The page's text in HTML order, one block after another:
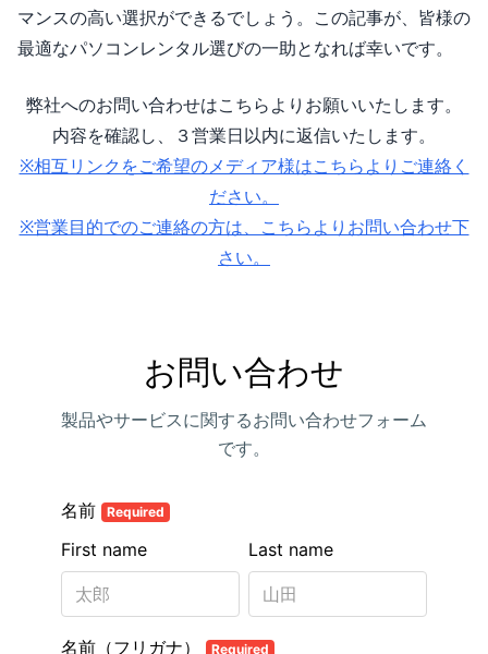
マンスの高い選択ができるでしょう。この記事が、皆様の
最適なパソコンレンタル選びの一助となれば幸いです。
弊社へのお問い合わせはこちらよりお願いいたします。
内容を確認し、３営業日以内に返信いたします。
※相互リンクをご希望のメディア様はこちらよりご連絡く
ださい。
※営業目的でのご連絡の方は、こちらよりお問い合わせ下
さい。